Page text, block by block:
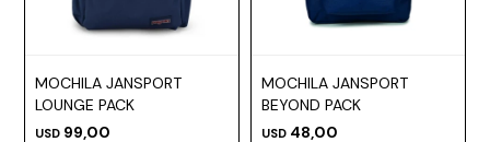
MOCHILA JANSPORT
LOUNGE PACK
USD 99,00
MOCHILA JANSPORT
BEYOND PACK
USD 48,00